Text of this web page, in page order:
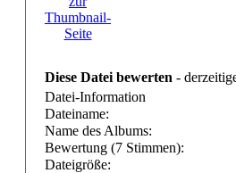
Diese Datei bewerten -
Datei-Information
Dateiname:
Name des Albums:
Bewertung (7 Stimmen):
Dateigröße: